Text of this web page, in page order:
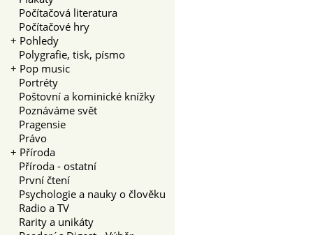
Počítačová literatura
Počítačové hry
+ Pohledy
Polygrafie, tisk, písmo
+ Pop music
Portréty
Poštovní a kominické knížky
Poznáváme svět
Pragensie
Právo
+ Příroda
Příroda - ostatní
První čtení
Psychologie a nauky o člověku
Radio a TV
Rarity a unikáty